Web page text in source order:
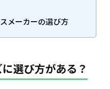
メーカーの選び方
に選び方がある？